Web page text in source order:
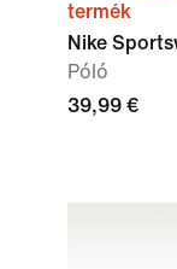
termék
Nike
Póló
39,99 €